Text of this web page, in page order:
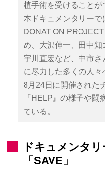
植手術を受けることが
本ドキュメンタリーで
DONATION
め、大沢伸一、田中知
宇川直宏など、中市さ
に尽力した多くの人々
8月24日に開催された
『HELP』の様子や闘
ている。
ドキュメンタ
「SAVE」